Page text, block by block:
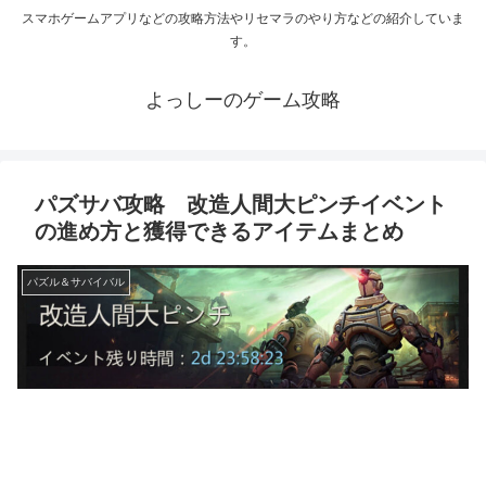
スマホゲームアプリなどの攻略方法やリセマラのやり方などの紹介していま
す。
よっしーのゲーム攻略
パズサバ攻略 改造人間大ピンチイベント
の進め方と獲得できるアイテムまとめ
パズル＆サバイバル